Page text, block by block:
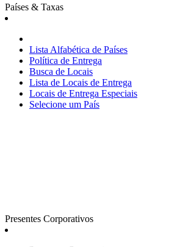
Países & Taxas
Lista Alfabética de Países
Política de Entrega
Busca de Locais
Lista de Locais de Entrega
Locais de Entrega Especiais
Selecione um País
Presentes Corporativos